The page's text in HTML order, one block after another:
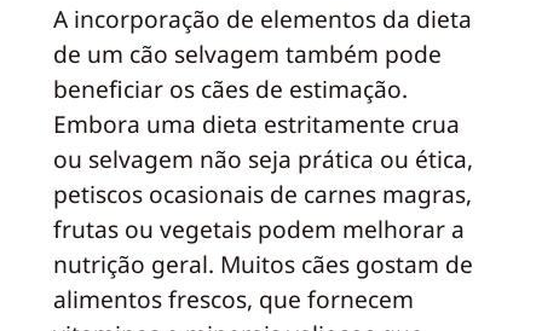
A incorporação de elementos da dieta
de um cão selvagem também pode
beneficiar os cães de estimação.
Embora uma dieta estritamente crua
ou selvagem não seja prática ou ética,
petiscos ocasionais de carnes magras,
frutas ou vegetais podem melhorar a
nutrição geral. Muitos cães gostam de
alimentos frescos, que fornecem